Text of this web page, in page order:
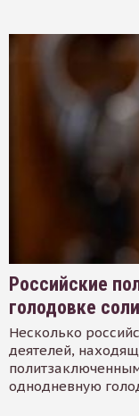
Российские
голодовке
Несколько
деятелей,
однодневную